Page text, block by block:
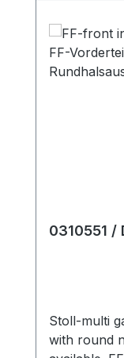
0310551 /
Stoll-multi
with round